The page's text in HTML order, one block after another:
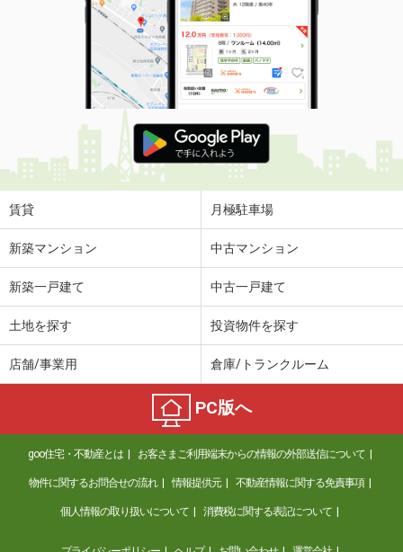
価 格
11.20万円
住 所
三重県津市広明町
専有面積 42.34m²
間取り
1LDK
三重県津市広明町
価 格
10.80万円
住 所
三重県津市広明町
専有面積
三重県津市広明町
10.90万円
三重県津市広明町
9.80万円
住 所
三重県津市広明町
専有面積 42.34m²
間取り
1LDK
三重県津市広明町
賃貸 月極駐車場
新築マンション 中古マンション
新築一戸建て 中古一戸建て
土地を探す 投資物件を探す
店舗/事業用 倉庫/トランクルーム
PC版へ
goo住宅・不動産とは お客さまご利用端末からの情報の外部送信について
物件に関するお問合せの流れ 情報提供元 不動産情報に関する免責事項
個人情報の取り扱いについて 消費税に関する表記について